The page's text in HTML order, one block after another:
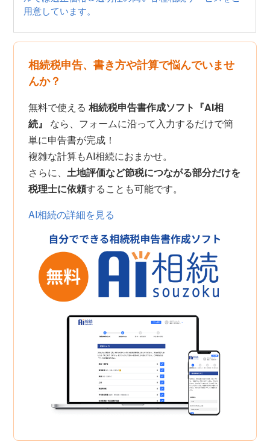
用意しています。
相続税申告、書き方や計算で悩んでいませ
んか？
無料で使える相続税申告書作成ソフト『AI相
続』
なら、フォームに沿って入力するだけで簡
単に申告書が完成！
複雑な計算もAI相続におまかせ。
さらに、土地評価など節税につながる部分だけを
税理士に依頼することも可能です。
AI相続の詳細を見る